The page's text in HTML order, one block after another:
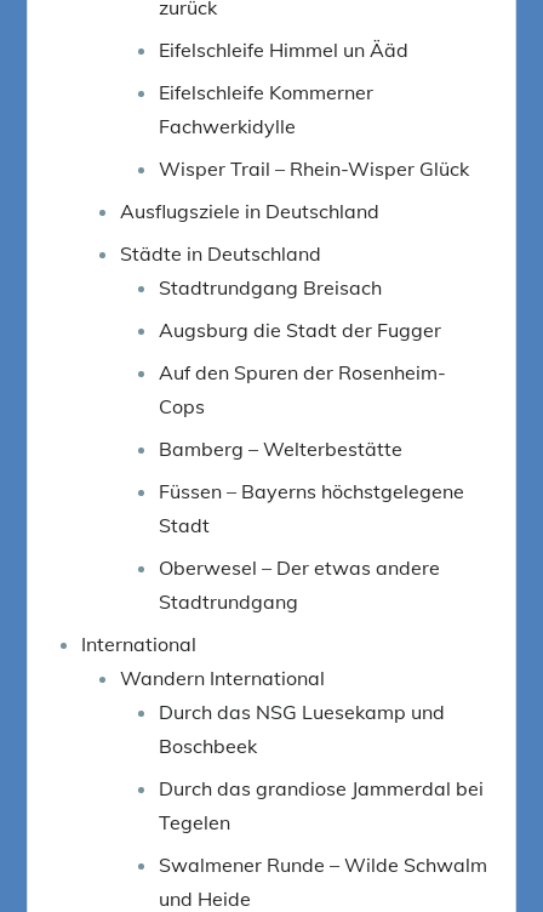
zurück
Eifelschleife Himmel un Ääd
Eifelschleife Kommerner
Fachwerkidylle
Wisper Trail – Rhein-Wisper Glück
Ausflugsziele in Deutschland
Städte in Deutschland
Stadtrundgang Breisach
Augsburg die Stadt der Fugger
Auf den Spuren der Rosenheim-
Cops
Bamberg – Welterbestätte
Füssen – Bayerns höchstgelegene
Stadt
Oberwesel – Der etwas andere
Stadtrundgang
International
Wandern International
Durch das NSG Luesekamp und
Boschbeek
Durch das grandiose Jammerdal bei
Tegelen
Swalmener Runde – Wilde Schwalm
und Heide